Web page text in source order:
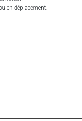
en déplacement.